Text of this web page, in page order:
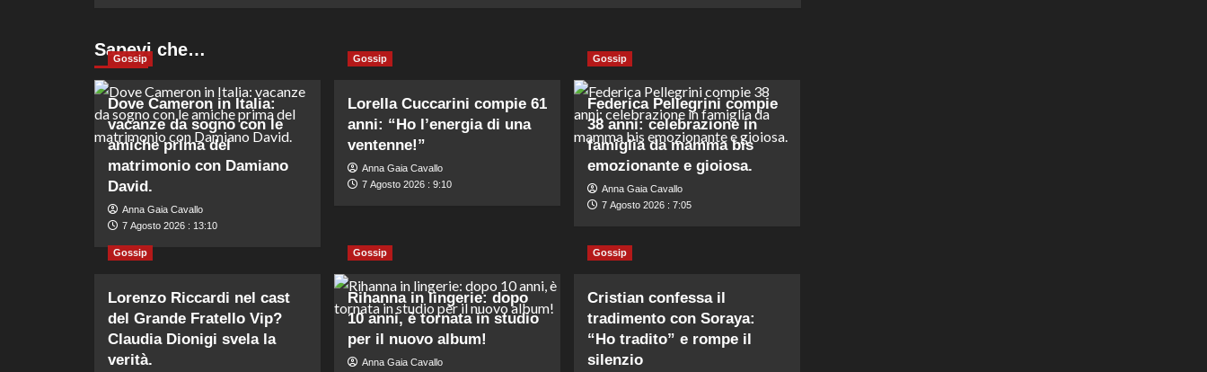
Sapevi che…
Gossip
Dove Cameron in Italia:
vacanze da sogno con le
amiche prima del
matrimonio con Damiano
David.
Anna Gaia Cavallo
7 Agosto 2026 : 13:10
Gossip
Lorella Cuccarini compie 61
anni: “Ho l’energia di una
ventenne!”
Anna Gaia Cavallo
7 Agosto 2026 : 9:10
Gossip
Federica Pellegrini compie
38 anni: celebrazione in
famiglia da mamma bis
emozionante e gioiosa.
Anna Gaia Cavallo
7 Agosto 2026 : 7:05
Gossip
Lorenzo Riccardi nel cast
del Grande Fratello Vip?
Claudia Dionigi svela la
verità.
Gossip
Rihanna in lingerie: dopo
10 anni, è tornata in studio
per il nuovo album!
Anna Gaia Cavallo
Gossip
Cristian confessa il
tradimento con Soraya:
“Ho tradito” e rompe il
silenzio